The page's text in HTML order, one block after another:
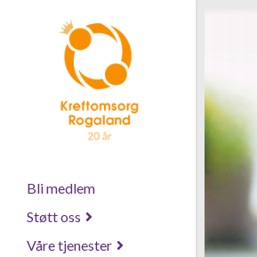
Bli medlem
Støtt oss
Våre tjenester